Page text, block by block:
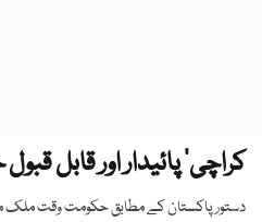
کراچی‘ پائیدار اور قابل
دستور پاکستان کے مطابق حکومت وقت ملک